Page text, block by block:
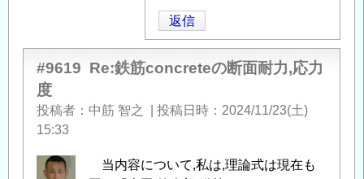
返信
#9619 Re:鉄筋concreteの断面耐力,応力
度
投稿者 中筋 智之 投稿日時
2024/11/23(土)
15:33
当内容について,私は,理論式は現在も